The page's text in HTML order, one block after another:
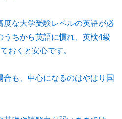
度な大学受験レベルの英語が必
ちから英語に慣れ、英検4級
おくと安心です。
合も、中心になるのはやはり国